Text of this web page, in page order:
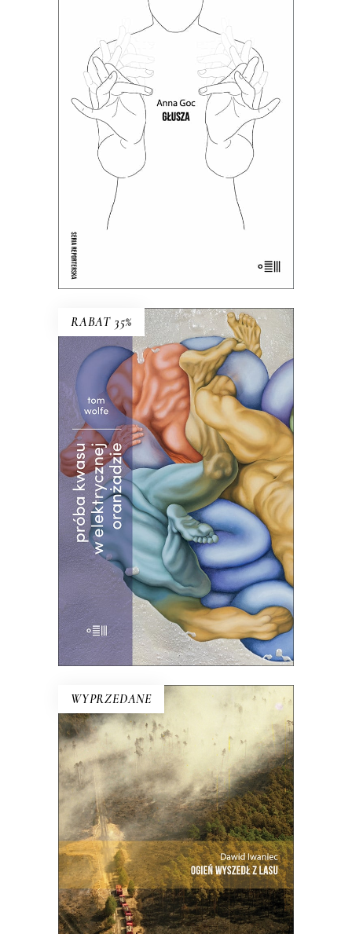
GŁUSZA
Dotąd o głuchych wypowiadali się
głównie ci, którzy słyszą. Teraz głusi
chcą opowiedzieć o sobie sami.
49.00 24.50
RABAT 35%
E-BOOK DO KOSZYKA
PRÓBA KWASU W
ELEKTRYCZNEJ ORANŻADZIE
Ta książka w równym stopniu może
kogoś zachwycić i zbrzydzić. Klasyka
literatury amerykańskiej!
Premiera 26
września
60.00zł 39.00zł
KSIĄŻKA DO KOSZYKA
WYPRZEDANE
OGIEŃ WYSZEDŁ Z LASU
Ta reporterska rekonstrukcja niemal
minuta po minucie największego
pożaru lasu w Polsce.
42.00zł 21.00zł